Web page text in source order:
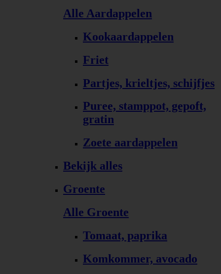
Alle Aardappelen
Kookaardappelen
Friet
Partjes, krieltjes, schijfjes
Puree, stamppot, gepoft,
gratin
Zoete aardappelen
Bekijk alles
Groente
Alle Groente
Tomaat, paprika
Komkommer, avocado